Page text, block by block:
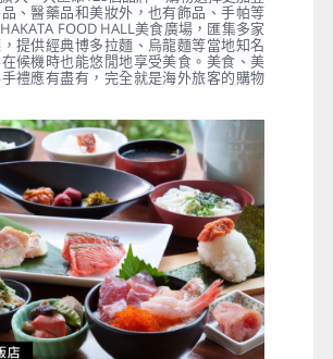
、醫藥品和美妝外，也有飾品、手帕等
FOOD HALL美食廣場，匯集多家
提供經典博多拉麵、烏龍麵等當地知名
候機時也能悠閒地享受美食。美食、美
禮應有盡有，完全就是海外旅客的購物